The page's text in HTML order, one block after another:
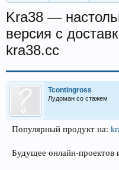
Kra38 —
версия с
kra38.cc
Tcontingross
Лудоман со стажем
Популярный продукт на:
Будущее онлайн-проектов